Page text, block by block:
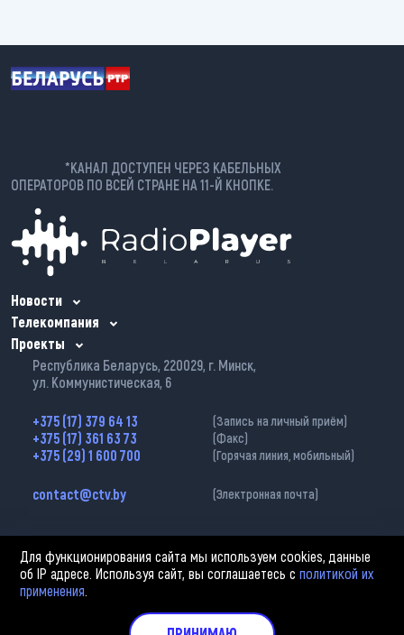
*КАНАЛ ДОСТУПЕН ЧЕРЕЗ КАБЕЛЬНЫХ
ОПЕРАТОРОВ ПО ВСЕЙ СТРАНЕ НА 11-Й КНОПКЕ.
Новости
Телекомпания
Проекты
Республика Беларусь, 220029, г. Минск,
ул. Коммунистическая, 6
+375 (17) 379 64 13 (Запись на личный приём)
+375 (17) 361 63 73 (Факс)
+375 (29) 1 600 700 (Горячая линия, мобильный)
contact@ctv.by (Электронная почта)
2002—2026 © ЗАО «Столичное телевидение». При любом использовании
материалов активная гиперссылка на «belarus-news.by» обязательна.
Политика обработки персональных данных
Для функционирования сайта мы используем cookies, данные
об IP адресе. Используя сайт, вы соглашаетесь сполитикой их
применения.